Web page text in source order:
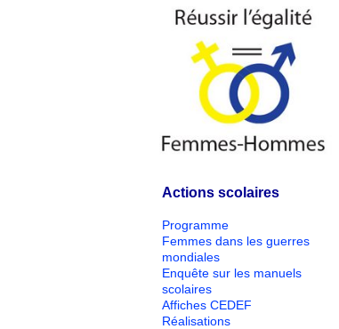
Actions scolaires
Programme
Femmes dans les guerres
mondiales
Enquête sur les manuels
scolaires
Affiches CEDEF
Réalisations